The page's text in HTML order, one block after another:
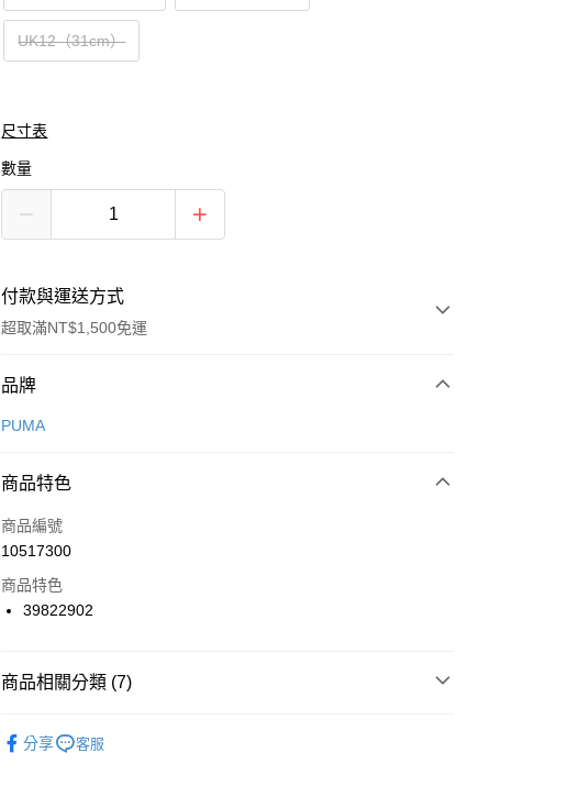
UK12（31cm）
尺寸表
數量
付款與運送方式
超取滿NT$1,500免運
付款方式
信用卡一次付款
合作金庫商業銀行
華南商業銀行
上海商業儲蓄銀行
國泰世華商業銀行
聯邦商業銀行
台新國際商業銀行
LINE Pay
Apple Pay
【關於「AFTEE先享後付」】
品牌
PUMA
商品特色
商品編號
10517300
商品特色
39822902
商品相關分類 (7)
分享 客服